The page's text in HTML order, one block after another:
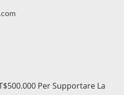
Per Supportare La